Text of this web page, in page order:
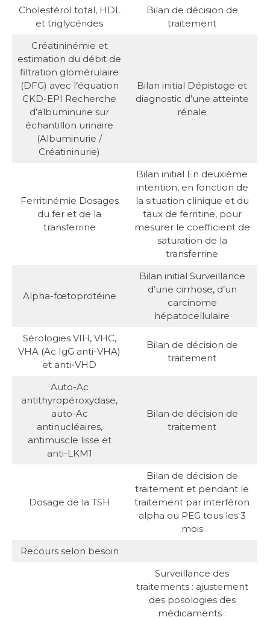
Cholestérol total, HDL
et triglycérides
Bilan de décision de
traitement
Créatininémie et
estimation du débit de
filtration glomérulaire
(DFG) avec l’équation
CKD-EPI Recherche
d’albuminurie sur
échantillon urinaire
(Albuminurie /
Créatininurie)
Bilan initial Dépistage et
diagnostic d’une atteinte
rénale
Ferritinémie Dosages
du fer et de la
transferrine
Bilan initial En deuxième
intention, en fonction de
la situation clinique et du
taux de ferritine, pour
mesurer le coefficient de
saturation de la
transferrine
Alpha-fœtoprotéine
Bilan initial Surveillance
d’une cirrhose, d’un
carcinome
hépatocellulaire
Sérologies VIH, VHC,
VHA (Ac IgG anti-VHA)
et anti-VHD
Bilan de décision de
traitement
Auto-Ac
antithyropéroxydase,
auto-Ac
antinucléaires,
antimuscle lisse et
anti-LKM1
Bilan de décision de
traitement
Dosage de la TSH
Bilan de décision de
traitement et pendant le
traitement par interféron
alpha ou PEG tous les 3
mois
Recours selon besoin
Surveillance des
traitements : ajustement
des posologies des
médicaments :